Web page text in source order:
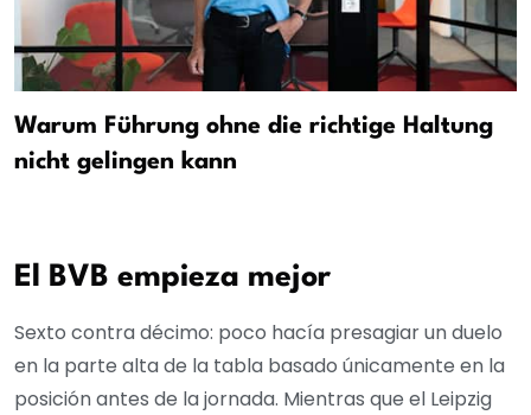
Warum Führung ohne die richtige Haltung
nicht gelingen kann
El BVB empieza mejor
Sexto contra décimo: poco hacía presagiar un duelo
en la parte alta de la tabla basado únicamente en la
posición antes de la jornada. Mientras que el Leipzig